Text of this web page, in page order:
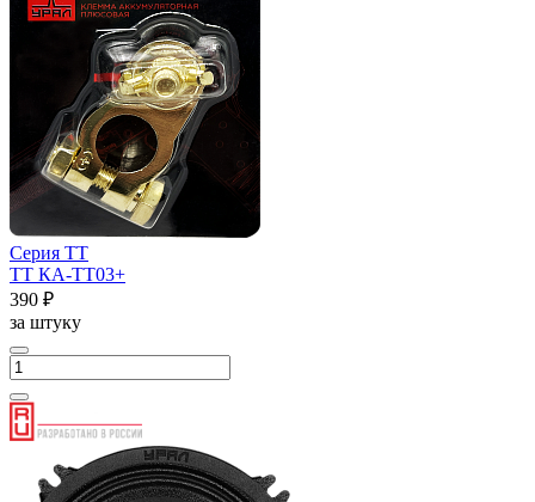
Серия ТТ
ТТ КА-ТТ03+
390 ₽
за штуку